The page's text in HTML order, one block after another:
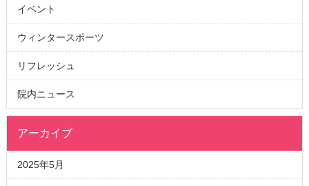
イベント
ウィンタースポーツ
リフレッシュ
院内ニュース
アーカイブ
2025年5月